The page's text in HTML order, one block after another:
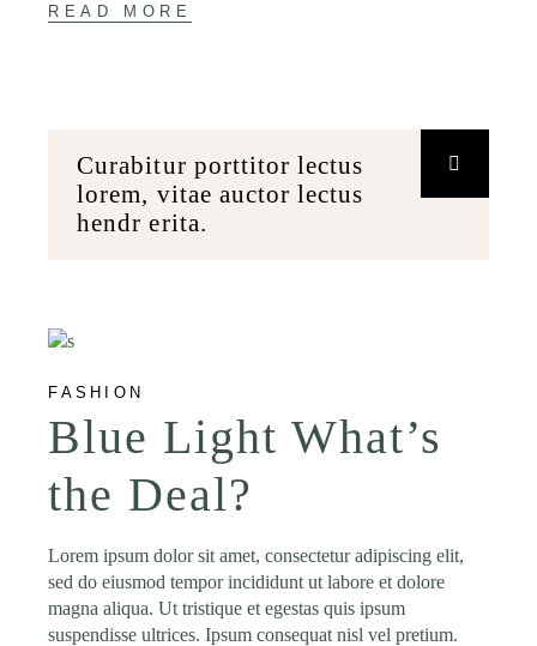
READ MORE
Curabitur porttitor lectus
lorem, vitae auctor lectus
hendr erita.
FASHION
Blue Light What’s
the Deal?
Lorem ipsum dolor sit amet, consectetur adipiscing elit,
sed do eiusmod tempor incididunt ut labore et dolore
magna aliqua. Ut tristique et egestas quis ipsum
suspendisse ultrices. Ipsum consequat nisl vel pretium.